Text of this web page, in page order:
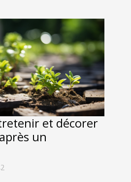
et décorer
un